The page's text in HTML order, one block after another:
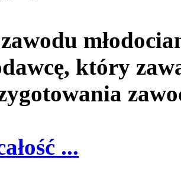
który
...